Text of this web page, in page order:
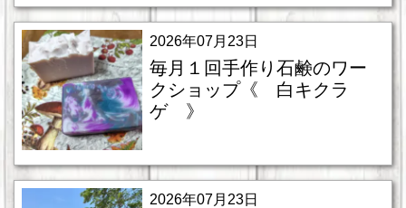
2026年07月23日
毎月１回手作り石鹸のワー
クショップ《 白キクラ
ゲ 》
2026年07月23日